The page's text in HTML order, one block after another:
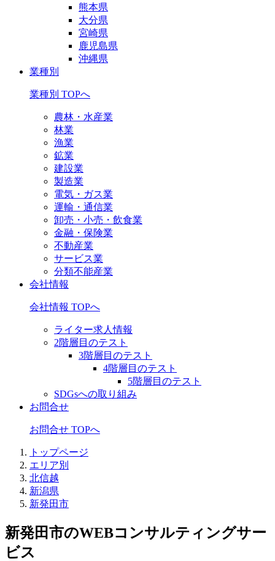
熊本県
大分県
宮崎県
鹿児島県
沖縄県
業種別
業種別 TOPへ
農林・水産業
林業
漁業
鉱業
建設業
製造業
電気・ガス業
運輸・通信業
卸売・小売・飲食業
金融・保険業
不動産業
サービス業
分類不能産業
会社情報
会社情報 TOPへ
ライター求人情報
2階層目のテスト
3階層目のテスト
4階層目のテスト
5階層目のテスト
SDGsへの取り組み
お問合せ
お問合せ TOPへ
トップページ
エリア別
北信越
新潟県
新発田市
新発田市のWEBコンサルティングサー
ビス